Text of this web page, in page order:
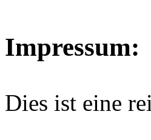
Impressum:
Dies ist eine